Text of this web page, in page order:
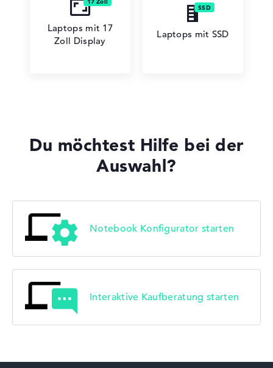
Laptops mit 17
Zoll Display
Laptops mit SSD
Du möchtest Hilfe bei der
Auswahl?
Notebook Konfigurator starten
Interaktive Kaufberatung starten